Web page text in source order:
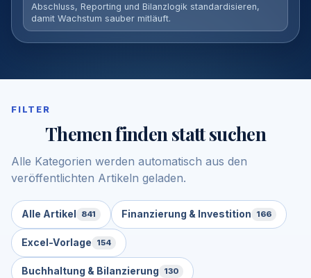
Abschluss, Reporting und Bilanzlogik standardisieren,
damit Wachstum sauber mitläuft.
FILTER
Themen finden statt suchen
Alle Kategorien werden automatisch aus den
veröffentlichten Artikeln geladen.
Alle Artikel 841 Finanzierung & Investition 166
Excel-Vorlage 154
Buchhaltung & Bilanzierung 130